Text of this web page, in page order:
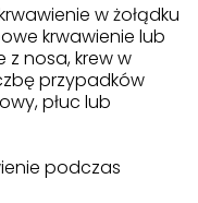
w żołądku
krwawienie lub
z nosa, krew w
przypadków
płuc lub
podczas